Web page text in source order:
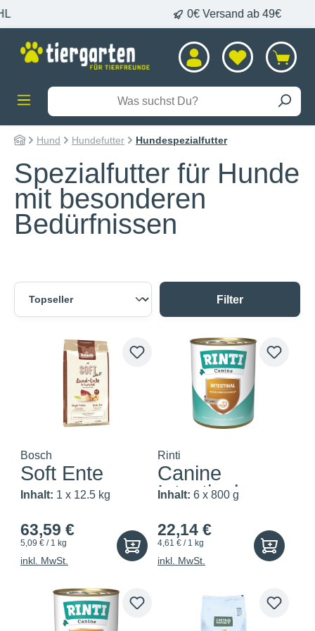
springen Lieferung per DHL
Hund Hundefutter Hundespezialfutter
Spezialfutter für Hunde
mit besonderen
Bedürfnissen
Filter
Bosch
Soft Ente
Inhalt: 1 x 12.5 kg
63,59 €
5,09 € / 1 kg
inkl. MwSt.
Rinti
Canine
Intestinal
Inhalt: 6 x 800 g
22,14 €
4,61 € / 1 kg
inkl. MwSt.